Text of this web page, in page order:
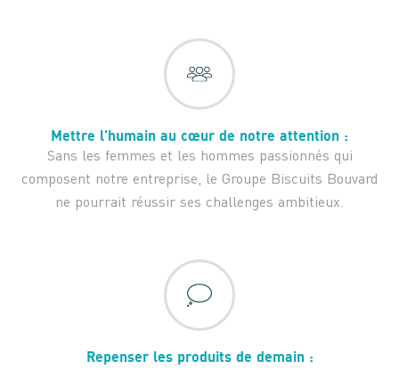
Mettre l'humain au cœur de notre attention :
Sans les femmes et les hommes passionnés qui
composent notre entreprise, le Groupe Biscuits Bouvard
ne pourrait réussir ses challenges ambitieux.
Repenser les produits de demain :